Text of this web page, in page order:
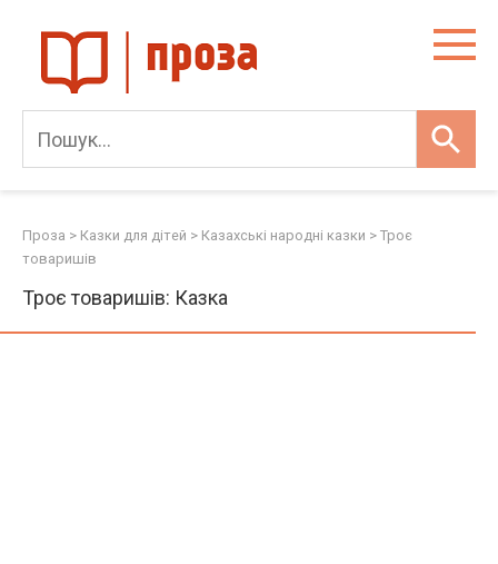
content
Проза > Казки для дітей > Казахські народні казки > Троє
товаришів
Троє товаришів: Казка